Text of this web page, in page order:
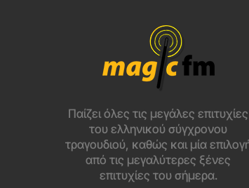
Παίζει όλες τις μεγάλες επιτυχίες
του ελληνικού σύγχρονου
τραγουδιού, καθώς και μία
από τις μεγαλύτερες ξένες
επιτυχίες του σήμερα.